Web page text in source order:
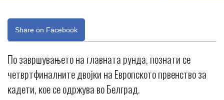
Share on Facebook
По завршувањето на главната рунда, познати се
четвртфиналните двојки на Европското првенство за
кадети, кое се одржува во Белград.